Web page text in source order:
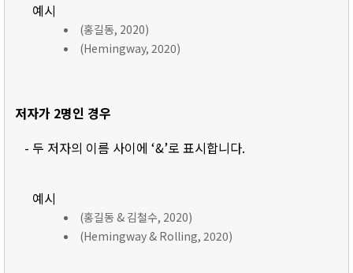
예시
(홍길동, 2020)
(Hemingway, 2020)
저자가 2명인 경우
- 두 저자의 이름 사이에 ‘&’로 표시합니다.
예시
(홍길동 & 김철수, 2020)
(Hemingway & Rolling, 2020)